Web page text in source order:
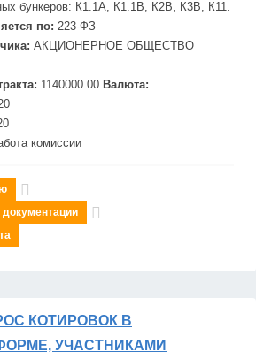
бункеров: К1.1А, К1.1В, К2В, К3В, К11.
по: 223-ФЗ
АКЦИОНЕРНОЕ ОБЩЕСТВО
1140000.00 Валюта:
комиссии
документации
КОТИРОВОК В
УЧАСТНИКАМИ